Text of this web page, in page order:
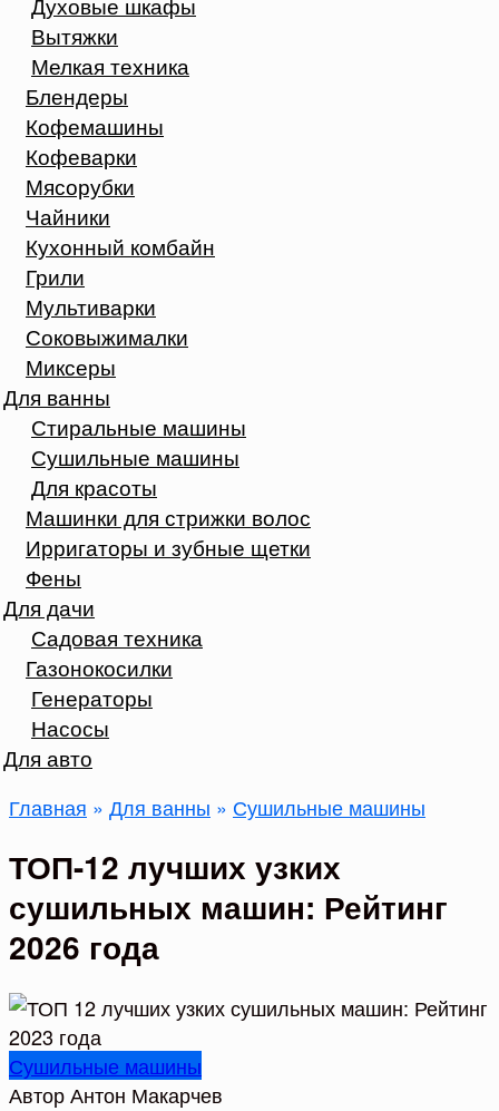
Вытяжки
Мелкая техника
Блендеры
Кофемашины
Кофеварки
Мясорубки
Чайники
Кухонный комбайн
Грили
Мультиварки
Соковыжималки
Миксеры
Для ванны
Стиральные машины
Сушильные машины
Для красоты
Машинки для стрижки волос
Ирригаторы и зубные щетки
Фены
Для дачи
Садовая техника
Газонокосилки
Генераторы
Насосы
Для авто
Главная » Для ванны » Сушильные машины
ТОП-12 лучших узких
сушильных машин: Рейтинг
2026 года
Сушильные машины
АвторАнтон Макарчев